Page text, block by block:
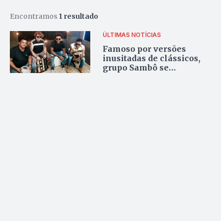
Encontramos 1 resultado
ÚLTIMAS NOTÍCIAS
Famoso por versões
inusitadas de clássicos,
grupo Sambô se